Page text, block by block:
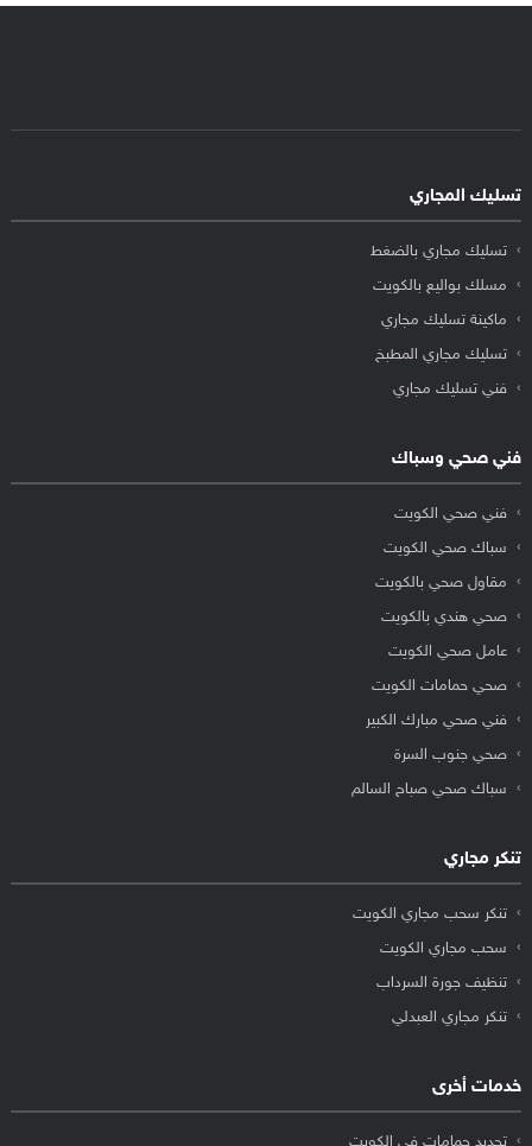
تسليك المجاري
تسليك مجاري بالضغط
مسلك بواليع بالكويت
ماكينة تسليك مجاري
تسليك مجاري المطبخ
فني تسليك مجاري
فني صحي وسباك
فني صحي الكويت
سباك صحي الكويت
مقاول صحي بالكويت
صحي هندي بالكويت
عامل صحي الكويت
صحي حمامات الكويت
فني صحي مبارك الكبير
صحي جنوب السرة
سباك صحي صباح السالم
تنكر مجاري
تنكر سحب مجاري الكويت
سحب مجاري الكويت
تنظيف جورة السرداب
تنكر مجاري العبدلي
خدمات أخرى